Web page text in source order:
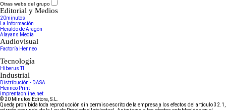
Otras webs del grupo
Editorial y Medios
20minutos
La Información
Heraldo de Aragón
Alayans Media
Audiovisual
Factoría Henneo
Tecnología
Hiberus TI
Industrial
Distribución - DASA
Henneo Print
imprentaonline.net
© 20 Minutos Editora, S.L.
Queda prohibida toda reproducción sin permiso escrito de la empresa a los efectos del artículo 32.1,